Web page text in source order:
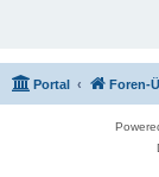
Portal Foren-